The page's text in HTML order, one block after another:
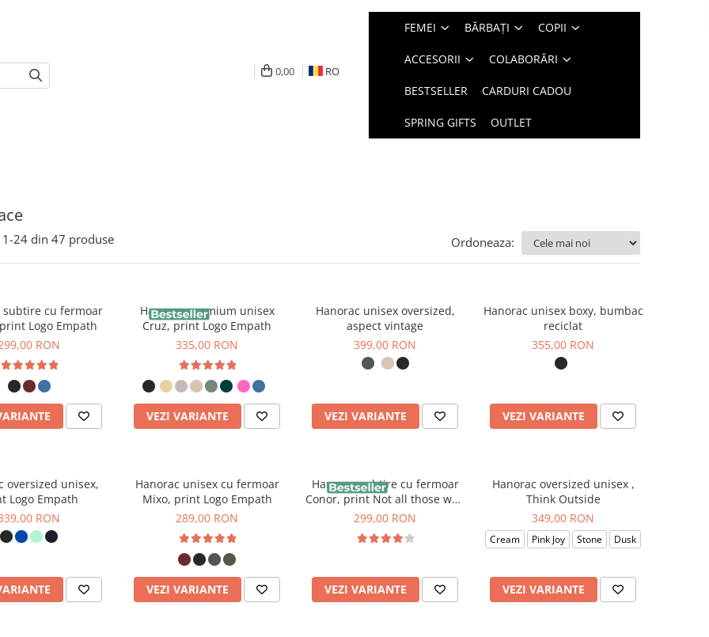
0,00 RO
FEMEI BĂRBAȚI COPII
ACCESORII COLABORĂRI
BESTSELLER CARDURI CADOU
SPRING GIFTS OUTLET
1-24 din 47 produse Ordoneaza:
subtire cu fermoar
Logo Empath
RON
Hanorac premium unisex
Cruz, print Logo Empath
335,00 RON
VEZI VARIANTE
Hanorac unisex oversized,
aspect vintage
399,00 RON
VEZI VARIANTE
Hanorac unisex boxy, bumbac
reciclat
355,00 RON
VEZI VARIANTE
oversized unisex,
Logo Empath
RON
Hanorac unisex cu fermoar
Mixo, print Logo Empath
289,00 RON
VEZI VARIANTE
Hanorac subtire cu fermoar
Conor, print Not all those who
wander are lost
299,00 RON
VEZI VARIANTE
Hanorac oversized unisex ,
Think Outside
349,00 RON
Cream Pink Joy Stone Dusk
VEZI VARIANTE